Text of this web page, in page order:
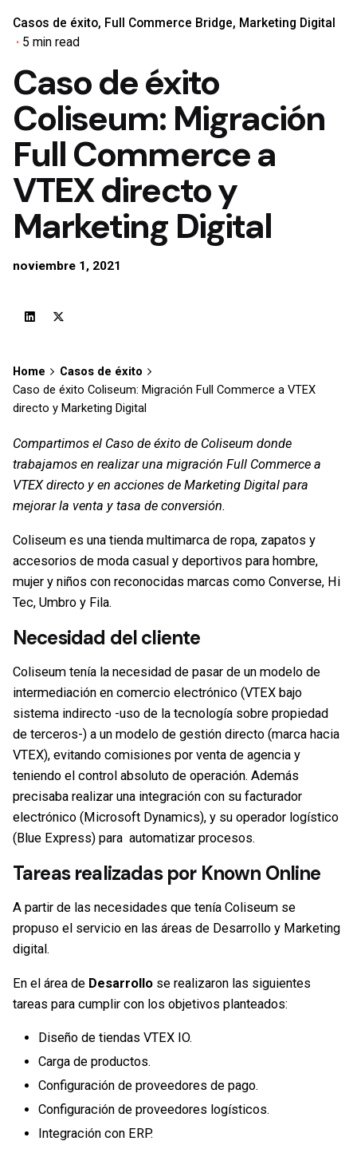
Casos de éxito Full Commerce Bridge
Marketing Digital
5 min read
Caso de éxito
Coliseum: Migración
Full Commerce a
VTEX directo y
Marketing Digital
noviembre 1, 2021
Home
Casos de éxito
Caso de éxito Coliseum: Migración Full Commerce a VTEX
directo y Marketing Digital
Compartimos el Caso de éxito de Coliseum donde
trabajamos en realizar una migración Full Commerce a
VTEX directo y en acciones de Marketing Digital para
mejorar la venta y tasa de conversión.
Coliseum es una tienda multimarca de ropa, zapatos y
accesorios de moda casual y deportivos para hombre,
mujer y niños con reconocidas marcas como Converse, Hi
Tec, Umbro y Fila.
Necesidad del cliente
Coliseum tenía la necesidad de pasar de un modelo de
intermediación en comercio electrónico (VTEX bajo
sistema indirecto -uso de la tecnología sobre propiedad
de terceros-) a un modelo de gestión directo (marca hacia
VTEX), evitando comisiones por venta de agencia y
teniendo el control absoluto de operación. Además
precisaba realizar una integración con su facturador
electrónico (Microsoft Dynamics), y su operador logístico
(Blue Express) para automatizar procesos.
Tareas realizadas por Known Online
A partir de las necesidades que tenía Coliseum se
propuso el servicio en las áreas de Desarrollo y Marketing
digital.
En el área de Desarrollo se realizaron las siguientes
tareas para cumplir con los objetivos planteados:
Diseño de tiendas VTEX IO.
Carga de productos.
Configuración de proveedores de pago.
Configuración de proveedores logísticos.
Integración con ERP.